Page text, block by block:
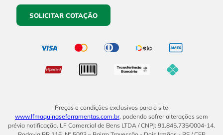
SOLICITAR COTAÇÃO
Preços e condições exclusivos para o site
www.lfmaquinaseferramentas.com.br, podendo sofrer alterações sem
prévia notificação. LF Comercial de Bens LTDA / CNPJ: 91.845.735/0004-14.